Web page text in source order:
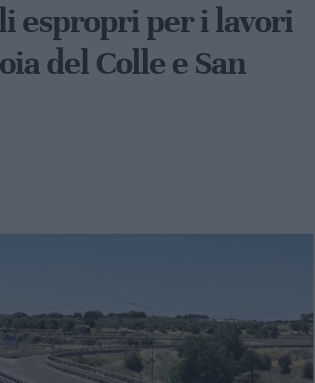
espropri per i lavori
del Colle e San